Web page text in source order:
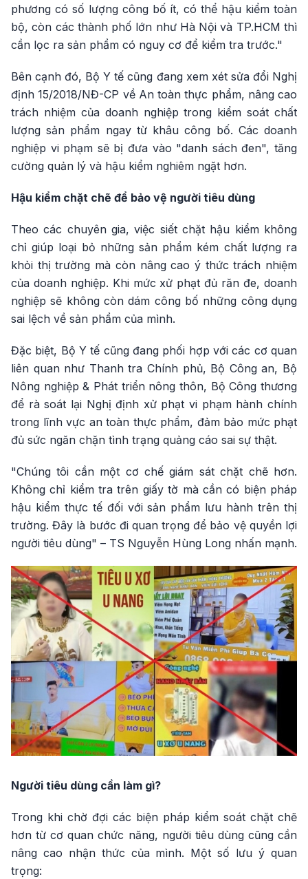
phương có số lượng công bố ít, có thể hậu kiểm toàn
bộ, còn các thành phố lớn như Hà Nội và TP.HCM thì
cần lọc ra sản phẩm có nguy cơ để kiểm tra trước."
Bên cạnh đó, Bộ Y tế cũng đang xem xét sửa đổi Nghị
định 15/2018/NĐ-CP về An toàn thực phẩm, nâng cao
trách nhiệm của doanh nghiệp trong kiểm soát chất
lượng sản phẩm ngay từ khâu công bố. Các doanh
nghiệp vi phạm sẽ bị đưa vào "danh sách đen", tăng
cường quản lý và hậu kiểm nghiêm ngặt hơn.
Hậu kiểm chặt chẽ để bảo vệ người tiêu dùng
Theo các chuyên gia, việc siết chặt hậu kiểm không
chỉ giúp loại bỏ những sản phẩm kém chất lượng ra
khỏi thị trường mà còn nâng cao ý thức trách nhiệm
của doanh nghiệp. Khi mức xử phạt đủ răn đe, doanh
nghiệp sẽ không còn dám công bố những công dụng
sai lệch về sản phẩm của mình.
Đặc biệt, Bộ Y tế cũng đang phối hợp với các cơ quan
liên quan như Thanh tra Chính phủ, Bộ Công an, Bộ
Nông nghiệp & Phát triển nông thôn, Bộ Công thương
để rà soát lại Nghị định xử phạt vi phạm hành chính
trong lĩnh vực an toàn thực phẩm, đảm bảo mức phạt
đủ sức ngăn chặn tình trạng quảng cáo sai sự thật.
"Chúng tôi cần một cơ chế giám sát chặt chẽ hơn.
Không chỉ kiểm tra trên giấy tờ mà cần có biện pháp
hậu kiểm thực tế đối với sản phẩm lưu hành trên thị
trường. Đây là bước đi quan trọng để bảo vệ quyền lợi
người tiêu dùng" – TS Nguyễn Hùng Long nhấn mạnh.
Người tiêu dùng cần làm gì?
Trong khi chờ đợi các biện pháp kiểm soát chặt chẽ
hơn từ cơ quan chức năng, người tiêu dùng cũng cần
nâng cao nhận thức của mình. Một số lưu ý quan
trọng: